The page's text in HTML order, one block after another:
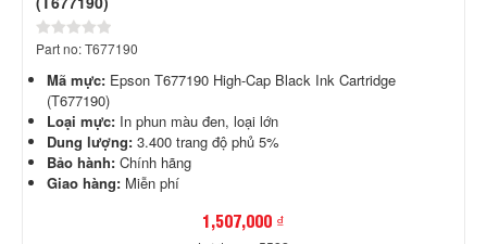
Part no: T677190
Mã mực: Epson T677190 High-Cap Black Ink Cartridge
(T677190)
Loại mực: In phun màu đen, loại lớn
Dung lượng: 3.400 trang độ phủ 5%
Bảo hành: Chính hãng
Giao hàng: Miễn phí
1,507,000 ₫